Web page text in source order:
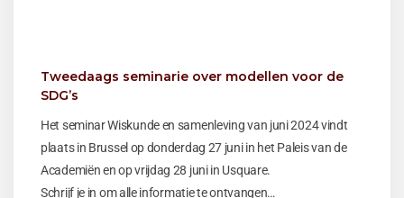
Tweedaags seminarie over modellen voor de
SDG’s
Het seminar Wiskunde en samenleving van juni 2024 vindt
plaats in Brussel op donderdag 27 juni in het Paleis van de
Academiën en op vrijdag 28 juni in Usquare.
Schrijf je in om alle informatie te ontvangen…